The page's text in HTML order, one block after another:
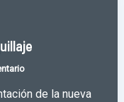
de la nueva